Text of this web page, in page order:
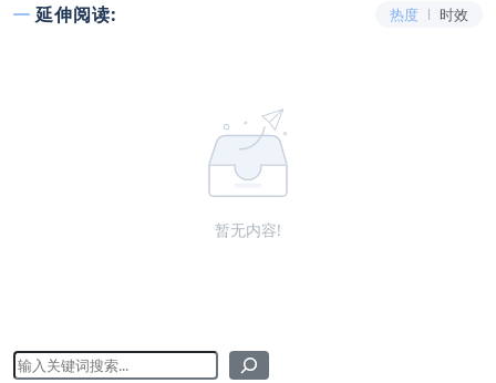
延伸阅读: 热度 时效
暂无内容!